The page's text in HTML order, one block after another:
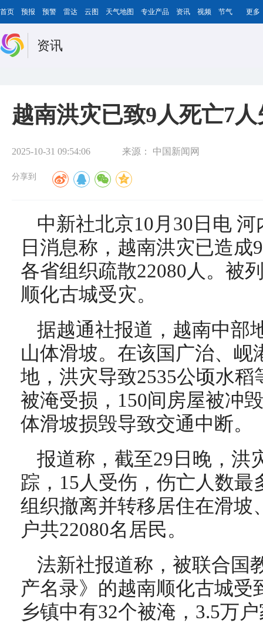
首页 预报 预警 雷达 云图 天气地图 专业产品 资讯 视频 节气 更多
资讯
越南洪灾已致9人死亡7
2025-10-31 09:54:06 来源： 中国新闻网
分享到
中新社北京10月30日电
日消息称，越南洪灾已造
各省组织疏散22080人。被
顺化古城受灾。
据越通社报道，越南中部
山体滑坡。在该国广治、岘
地，洪灾导致2535公顷水
被淹受损，150间房屋被冲
体滑坡损毁导致交通中断。
报道称，截至29日晚，洪
踪，15人受伤，伤亡人数
组织撤离并转移居住在滑坡
户共22080名居民。
法新社报道称，被联合国
产名录》的越南顺化古城受
乡镇中有32个被淹，3.5万